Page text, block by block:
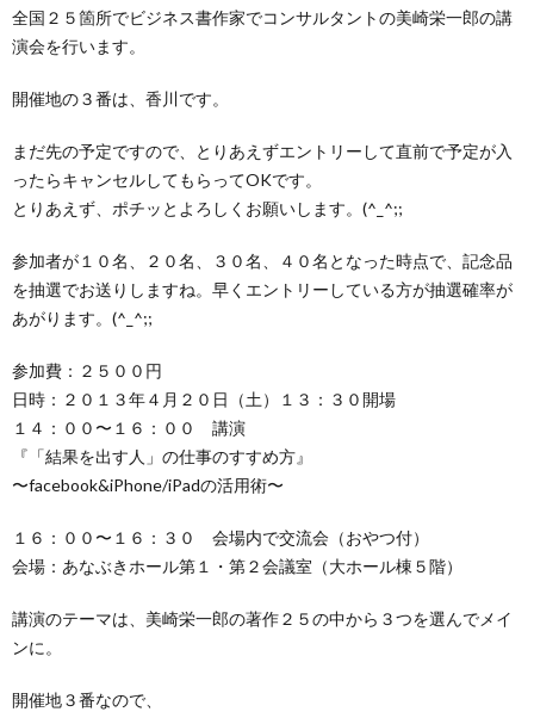
全国２５箇所でビジネス書作家でコンサルタントの美崎栄一郎の講
演会を行います。
開催地の３番は、香川です。
まだ先の予定ですので、とりあえずエントリーして直前で予定が入
ったらキャンセルしてもらってOKです。
とりあえず、ポチッとよろしくお願いします。(^_^;;
参加者が１０名、２０名、３０名、４０名となった時点で 、記念品
を抽選でお送りしますね。早くエントリーしている方が抽選確率が
あがります。(^_^;;
参加費：２５００円
日時：２０１３年４月２０日（土）１３：３０開場
１４：００〜１６：００ 講演
『「結果を出す人」の仕事のすすめ方』
〜facebook&iPhone/iPadの活用術〜
１６：００〜１６：３０ 会場内で交流会（おやつ付）
会場：あなぶきホール第１・第２会議室（大ホール棟５階）
講演のテーマは、美崎栄一郎の著作２５の中から３つを選んでメイ
ンに。
開催地３番なので、